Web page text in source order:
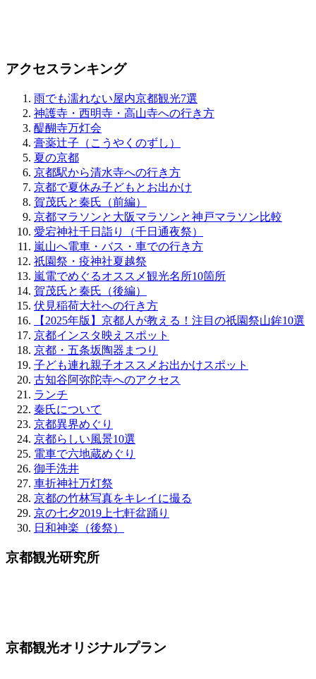
アクセスランキング
雨でも濡れない屋内京都観光7選
神護寺・西明寺・高山寺への行き方
醍醐寺万灯会
膏薬辻子（こうやくのずし）
夏の京都
京都駅から清水寺への行き方
京都で夏休み子どもとお出かけ
賀茂氏と秦氏（前編）
京都マラソンと大阪マラソンと神戸マラソン比較
愛宕神社千日詣り（千日通夜祭）
嵐山へ電車・バス・車での行き方
祇園祭・疫神社夏越祭
嵐電でめぐるオススメ観光名所10箇所
賀茂氏と秦氏（後編）
伏見稲荷大社への行き方
【2025年版】京都人が教える！注目の祇園祭山鉾10選
京都インスタ映えスポット
京都・五条坂陶器まつり
子ども連れ親子オススメお出かけスポット
古知谷阿弥陀寺へのアクセス
ランチ
秦氏について
京都異界めぐり
京都らしい風景10選
電車で六地蔵めぐり
御手洗井
車折神社万灯祭
京都の竹林写真をキレイに撮る
京の七夕2019上七軒盆踊り
日和神楽（後祭）
京都観光研究所
京都観光オリジナルプラン